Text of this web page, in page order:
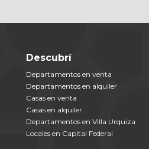
Descubrí
Departamentos en venta
Departamentos en alquiler
Casas en venta
Casas en alquiler
Departamentos en Villa Urquiza
Locales en Capital Federal